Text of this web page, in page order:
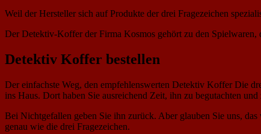
Weil der Hersteller sich auf Produkte der drei Fragezeichen
Der Detektiv-Koffer der Firma Kosmos gehört zu den Spielwaren,
Detektiv Koffer bestellen
Der einfachste Weg, den empfehlenswerten Detektiv Koffer Die
ins Haus. Dort haben Sie ausreichend Zeit, ihn zu begutachten und
Bei Nichtgefallen geben Sie ihn zurück. Aber glauben Sie uns,
genau wie die drei Fragezeichen.